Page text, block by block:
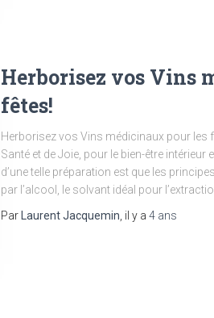
Herborisez vos Vins
fêtes!
Herborisez vos Vins médicinaux pour les
Santé et de Joie, pour le bien-être intérieur
d’une telle préparation est que les
par l’alcool, le solvant idéal pour
Par
Laurent Jacquemin , il y a 4 ans